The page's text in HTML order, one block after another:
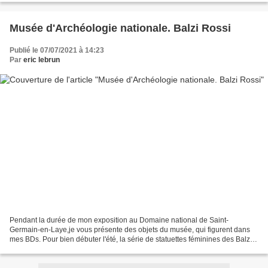
Musée d'Archéologie nationale. Balzi Rossi
Publié le 07/07/2021 à 14:23
Par eric lebrun
Pendant la durée de mon exposition au Domaine national de Saint-
Germain-en-Laye,je vous présente des objets du musée, qui figurent dans
mes BDs. Pour bien débuter l'été, la série de statuettes féminines des Balzi